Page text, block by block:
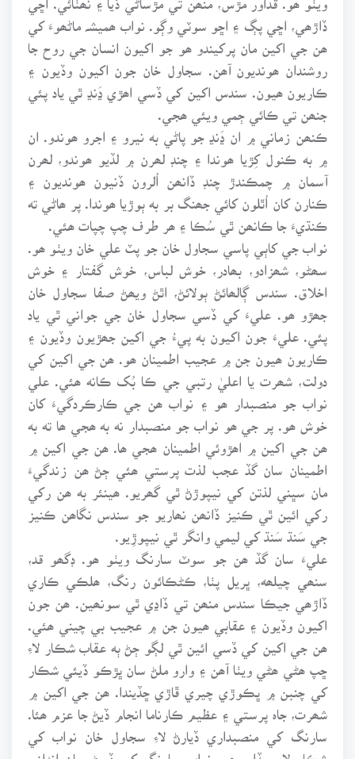
ڏاڙھي، اڇي پڳ ۽ اڇو سوٽي وڳو. نواب ھميشہ ماڻھوءَ کي
ھن جي اکين مان پرکيندو ھو جو اکيون انسان جي روح جا
روشندان ھونديون آھن. سجاول خان جون اکيون وڏيون ۽
ڪاريون ھيون. سندس اکين کي ڏسي اھڙي ڍَنڍ ٿي ياد پئي
جنھن تي ڪائي ڄمي ويئي ھجي.
ڪنھن زماني ۾ ان ڍَنڍ جو پاڻي به نيرو ۽ اجرو ھوندو. ان
۾ به ڪنول کِڙيا ھوندا ۽ چنڊ لھرن ۾ لڏيو ھوندو، لھرن
آسمان ۾ چمڪندڙ چنڊ ڏانھن اُلرون ڏنيون ھونديون ۽
ڪنارن کان اُٿلون کائي جھنگ بر به ٻوڙيا ھوندا. پر ھاڻي ته
ڪنڌيءَ جا ڪانھن ٿي سُڪا ۽ ھر طرف چپ چپات ھئي.
نواب جي کاٻي پاسي سجاول خان جو پٽ علي خان ويٺو ھو.
سھڻو، شھزادو، بھادر، خوش لباس، خوش گفتار ۽ خوش
اخلاق. سندس ڳالھائڻ ٻولائڻ، اٿڻ ويھڻ صفا سجاول خان
جھڙو ھو. عليءَ کي ڏسي سجاول خان جي جواني ٿي ياد
پئي. عليءَ جون اکيون به پيءُ جي اکين جھڙيون وڏيون ۽
ڪاريون ھيون جن ۾ عجيب اطمينان ھو. ھن جي اکين کي
دولت، شھرت يا اعليٰ رتبي جي ڪا بُک ڪانه ھئي. علي
نواب جو منصبدار ھو ۽ نواب ھن جي ڪارڪردگيءَ کان
خوش ھو. پر جي ھو نواب جو منصبدار نه به ھجي ھا ته به
ھن جي اکين ۾ اھڙوئي اطمينان ھجي ھا. ھن جي اکين ۾
اطمينان سان گڏ عجب لذت پرستي ھئي ڄڻ ھن زندگيءَ
مان سڀني لذتن کي نيپوڙڻ ٿي گھريو. ھينئر به ھن رکي
رکي ائين ٿي ڪنيز ڏانھن نھاريو جو سندس نگاھن ڪنيز
جي سَنڌ سَنڌ کي ليمي وانگر ٿي نيپوڙِيو.
عليءَ سان گڏ ھن جو سوٽ سارنگ ويٺو ھو. ڊگھو قد،
سنھي چيلھه، ڀريل پٺا، ڪڻڪائون رنگ، ھلڪي ڪاري
ڏاڙھي جيڪا سندس منھن تي ڏاڍي ٿي سونھين. ھن جون
اکيون وڏيون ۽ عقابي ھيون جن ۾ عجيب بي چيني ھئي.
ھن جي اکين کي ڏسي ائين ٿي لڳو ڄڻ ٻه عقاب شڪار لاءِ
ڇپ ھڻي ھڻي ويٺا آھن ۽ وارو ملڻ سان ڀڙڪو ڏيئي شڪار
کي چنبن ۾ ڀڪوڙي چيري ڦاڙي ڇڏيندا. ھن جي اکين ۾
شھرت، جاہ پرستي ۽ عظيم ڪارناما انجام ڏيڻ جا عزم ھئا.
سارنگ کي منصبداري ڏيارڻ لاءِ سجاول خان نواب کي
شڪار لاءِ سڏايو ھو. نواب سارنگ کي ڏسڻ سان اندازو